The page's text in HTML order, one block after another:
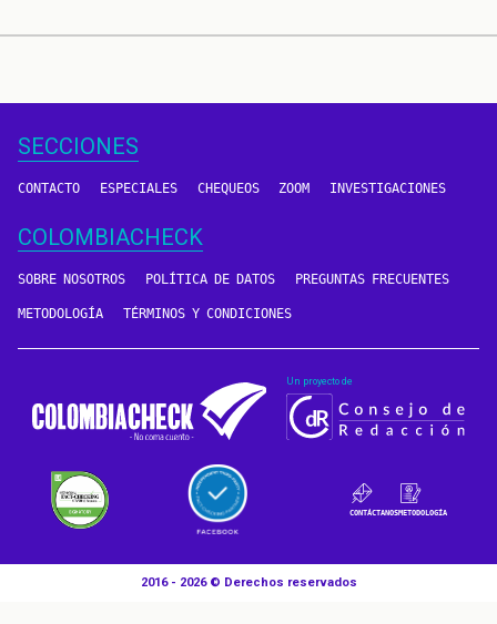
SECCIONES
CONTACTO ESPECIALES CHEQUEOS ZOOM INVESTIGACIONES
COLOMBIACHECK
SOBRE NOSOTROS POLÍTICA DE DATOS PREGUNTAS FRECUENTES
METODOLOGÍA TÉRMINOS Y CONDICIONES
Un proyecto de
CONTÁCTANOSMETODOLOGÍA
2016 - 2026 © Derechos reservados